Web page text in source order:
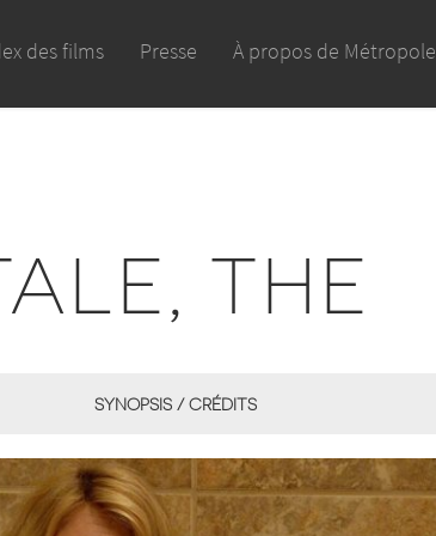
des films Presse À propos de Métropole
THE
SYNOPSIS / CRÉDITS